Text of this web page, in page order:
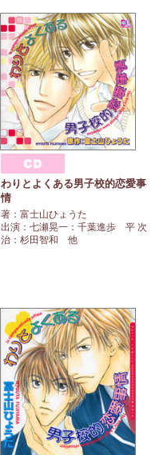
わりとよくある男子校的恋愛事
情
著：富士山ひょうた
出演：七瀬晃一：千葉進歩 平 次
治：杉田智和 他